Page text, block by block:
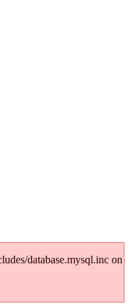
database.mysql.inc on